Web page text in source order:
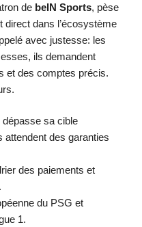
de beIN Sports, pèse
direct dans l’écosystème
avec justesse: les
ils demandent
et des comptes précis.
dépasse sa cible
attendent des garanties
des paiements et
du PSG et
1.